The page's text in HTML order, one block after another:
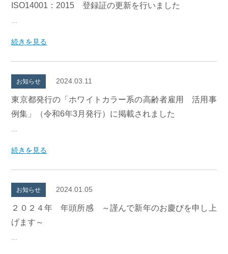
ISO14001：2015 登録証の更新を行いました
…
続きを見る
お知らせ 2024.03.11
東京都発行の「ホワイトカラー系の高齢者雇用 活用事
例集」（令和6年3月発行）に掲載されました
…
続きを見る
お知らせ 2024.01.05
２０２４年 年頭所感 ～謹んで新年のお慶びを申し上
げます～
…